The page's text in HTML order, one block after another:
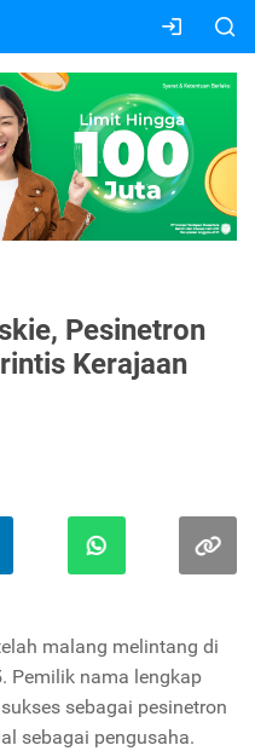
Pesinetron
Kerajaan
malang melintang di
Pemilik nama lengkap
sebagai pesinetron
sebagai pengusaha.